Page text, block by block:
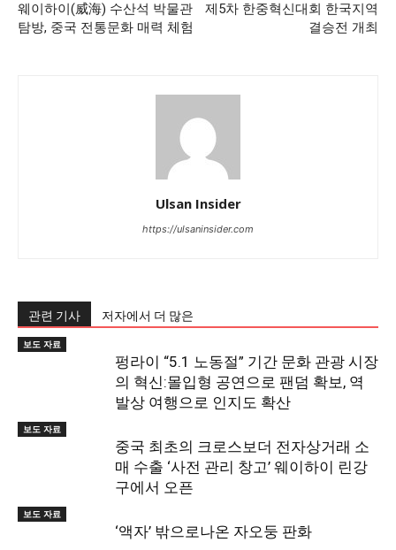
웨이하이(威海) 수산석 박물관
탐방, 중국 전통문화 매력 체험
제5차 한중혁신대회 한국지역
결승전 개최
Ulsan Insider
https://ulsaninsider.com
관련 기사 저자에서 더 많은
보도 자료
펑라이 “5.1 노동절” 기간 문화 관광 시장
의 혁신:몰입형 공연으로 팬덤 확보, 역
발상 여행으로 인지도 확산
보도 자료
중국 최초의 크로스보더 전자상거래 소
매 수출 ‘사전 관리 창고’ 웨이하이 린강
구에서 오픈
보도 자료
‘액자’ 밖으로나온 자오둥 판화